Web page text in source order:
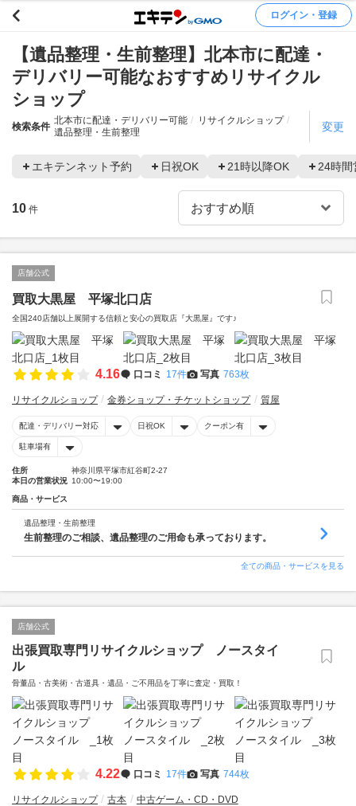
ログイン・登録
【遺品整理・生前整理】北本市に配達・
デリバリー可能なおすすめリサイクル
ショップ
検索条件
北本市に配達・デリバリー可能
リサイクルショップ
遺品整理・生前整理
変更
エキテンネット予約 日祝OK 21時以降OK 24時間
10 件
店舗公式
買取大黒屋 平塚北口店
全国240店舗以上展開する信頼と安心の買取店『大黒屋』です♪
4.16 口コミ 17件 写真 763枚
リサイクルショップ 金券ショップ・チケットショップ 質屋
配達・デリバリー対応 日祝OK クーポン有
駐車場有
住所
神奈川県平塚市紅谷町2-27
本日の営業状況 10:00〜19:00
商品・サービス
遺品整理・生前整理
生前整理のご相談、遺品整理のご用命も承っております。
全ての商品・サービスを見る
店舗公式
出張買取専門リサイクルショップ ノースタイ
ル
骨董品・古美術・古道具・遺品・ご不用品を丁寧に査定・買取！
4.22 口コミ 17件 写真 744枚
リサイクルショップ 古本 中古ゲーム・CD・DVD